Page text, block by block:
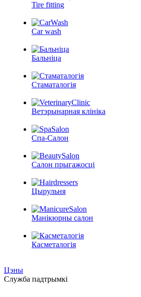
Tire fitting
Car wash
Бальніца
Стаматалогія
Ветэрынарная клініка
Спа-Салон
Салон прыгажосці
Цырульня
Манікюрны салон
Касметалогія
Цэны
Служба падтрымкі